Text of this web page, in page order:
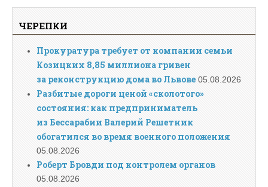
ЧЕРЕПКИ
Прокуратура требует от компании семьи
Козицких 8,85 миллиона гривен
за реконструкцию дома во Львове 05.08.2026
Разбитые дороги ценой «сколотого»
состояния: как предприниматель
из Бессарабии Валерий Решетник
обогатился во время военного положения
05.08.2026
Роберт Бровди под контролем органов
05.08.2026